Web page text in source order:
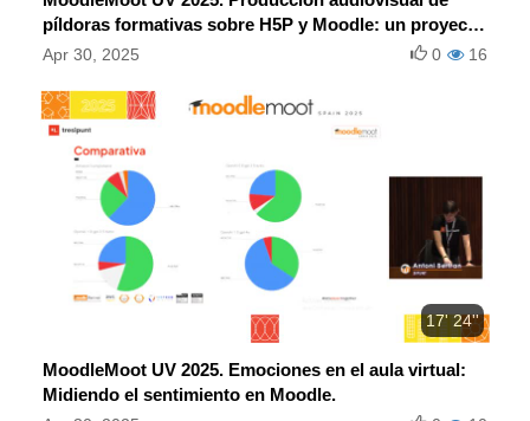
píldoras formativas sobre H5P y Moodle: un proyecto
de innovación en la UV.
Apr 30, 2025 16
0
17' 24''
MoodleMoot UV 2025. Emociones en el aula virtual:
Midiendo el sentimiento en Moodle.